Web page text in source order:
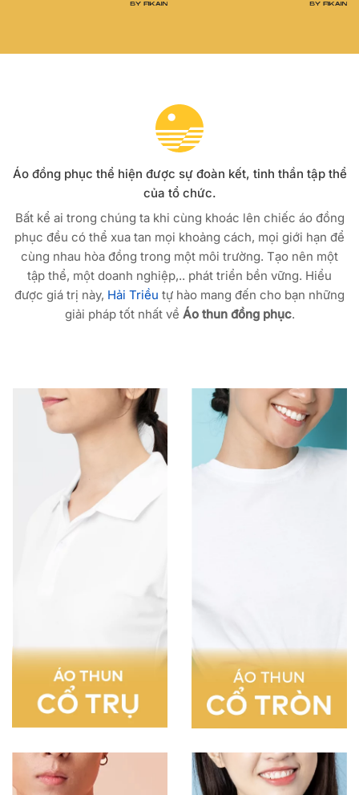
Áo đồng phục thể hiện được sự đoàn kết, tinh thần tập thể
của tổ chức.
Bất kể ai trong chúng ta khi cùng khoác lên chiếc áo đồng
phục đều có thể xua tan mọi khoảng cách, mọi giới hạn để
cùng nhau hòa đồng trong một môi trường. Tạo nên một
tập thể, một doanh nghiệp,.. phát triển bền vững. Hiểu
được giá trị này, Hải Triều tự hào mang đến cho bạn những
giải pháp tốt nhất về Áo thun đồng phục.